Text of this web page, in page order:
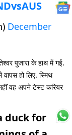
December
पुजारा के हाथ में गई.
हो लिए. स्मिथ
वह अपने टेस्ट करियर
duck for